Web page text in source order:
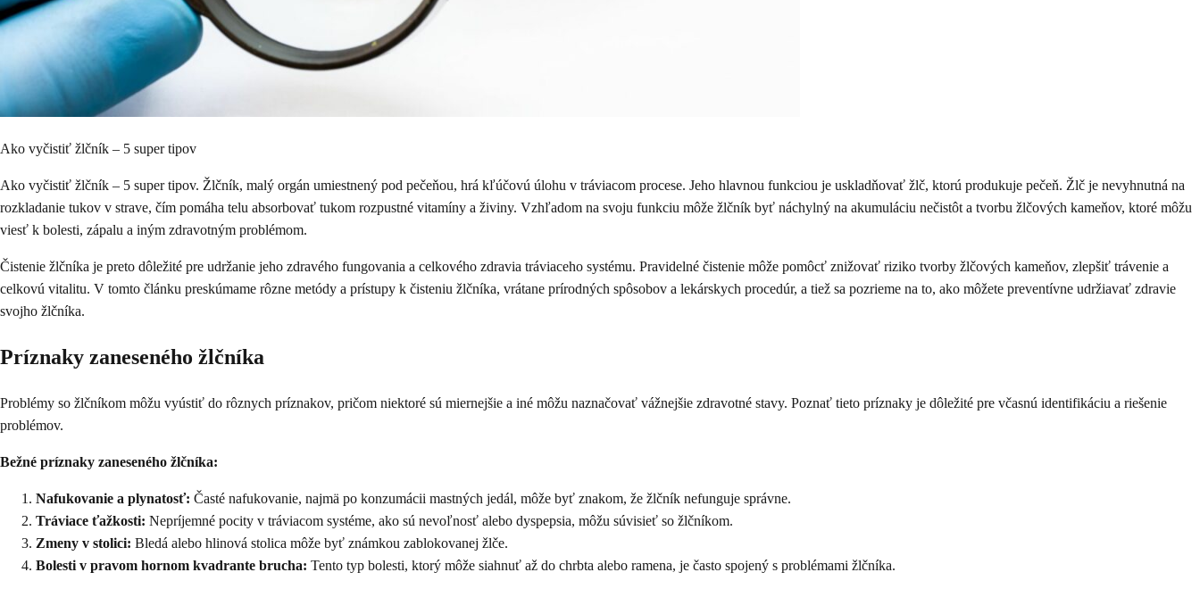
Ako vyčistiť žlčník – 5 super tipov
Ako vyčistiť žlčník – 5 super tipov. Žlčník, malý orgán umiestnený pod pečeňou, hrá kľúčovú úlohu v tráviacom procese. Jeho hlavnou funkciou je uskladňovať žlč, ktorú produkuje pečeň. Žlč je nevyhnutná na
rozkladanie tukov v strave, čím pomáha telu absorbovať tukom rozpustné vitamíny a živiny. Vzhľadom na svoju funkciu môže žlčník byť náchylný na akumuláciu nečistôt a tvorbu žlčových kameňov, ktoré môžu
viesť k bolesti, zápalu a iným zdravotným problémom.
Čistenie žlčníka je preto dôležité pre udržanie jeho zdravého fungovania a celkového zdravia tráviaceho systému. Pravidelné čistenie môže pomôcť znižovať riziko tvorby žlčových kameňov, zlepšiť trávenie a
celkovú vitalitu. V tomto článku preskúmame rôzne metódy a prístupy k čisteniu žlčníka, vrátane prírodných spôsobov a lekárskych procedúr, a tiež sa pozrieme na to, ako môžete preventívne udržiavať zdravie
svojho žlčníka.
Príznaky zaneseného žlčníka
Problémy so žlčníkom môžu vyústiť do rôznych príznakov, pričom niektoré sú miernejšie a iné môžu naznačovať vážnejšie zdravotné stavy. Poznať tieto príznaky je dôležité pre včasnú identifikáciu a riešenie
problémov.
Bežné príznaky zaneseného žlčníka:
Nafukovanie a plynatosť: Časté nafukovanie, najmä po konzumácii mastných jedál, môže byť znakom, že žlčník nefunguje správne.
Tráviace ťažkosti: Nepríjemné pocity v tráviacom systéme, ako sú nevoľnosť alebo dyspepsia, môžu súvisieť so žlčníkom.
Zmeny v stolici: Bledá alebo hlinová stolica môže byť známkou zablokovanej žlče.
Bolesti v pravom hornom kvadrante brucha: Tento typ bolesti, ktorý môže siahnuť až do chrbta alebo ramena, je často spojený s problémami žlčníka.